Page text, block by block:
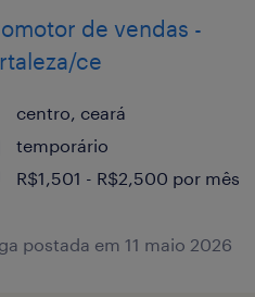
de vendas -
ce
centro, ceará
temporário
R$1,501 - R$2,500 por mês
postada em 11 maio 2026